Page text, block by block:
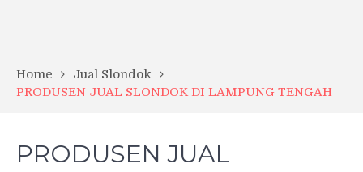
Home
Jual Slondok
PRODUSEN JUAL SLONDOK DI LAMPUNG TENGAH
PRODUSEN JUAL